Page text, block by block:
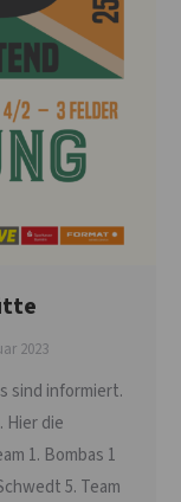
2023
sind informiert.
Hier die
1. Bombas 1
5. Team